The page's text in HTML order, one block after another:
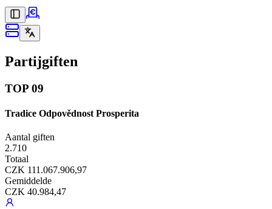
Partijgiften
TOP 09
Tradice Odpovědnost Prosperita
Aantal giften
2.710
Totaal
CZK 111.067.906,97
Gemiddelde
CZK 40.984,47